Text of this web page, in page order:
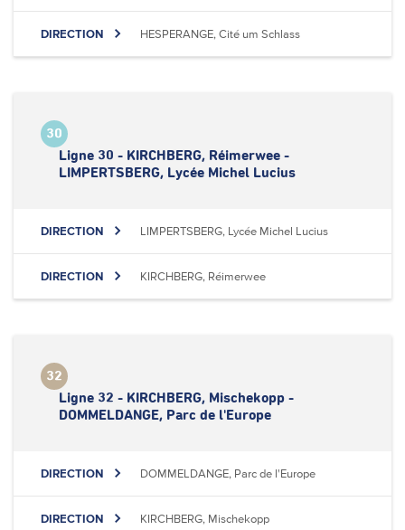
DIRECTION HESPERANGE, Cité um Schlass
30
Ligne 30 - KIRCHBERG, Réimerwee -
LIMPERTSBERG, Lycée Michel Lucius
DIRECTION LIMPERTSBERG, Lycée Michel Lucius
DIRECTION KIRCHBERG, Réimerwee
32
Ligne 32 - KIRCHBERG, Mischekopp -
DOMMELDANGE, Parc de l'Europe
DIRECTION DOMMELDANGE, Parc de l'Europe
DIRECTION KIRCHBERG, Mischekopp